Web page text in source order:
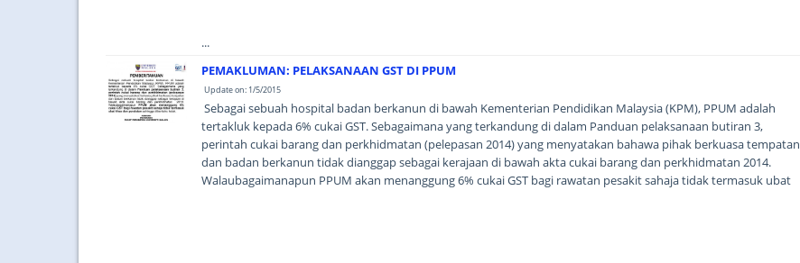
...
PEMAKLUMAN: PELAKSANAAN GST DI PPUM
Update on: 1/5/2015
Sebagai sebuah hospital badan berkanun di bawah Kementerian Pendidikan Malaysia (KPM), PPUM adalah
tertakluk kepada 6% cukai GST. Sebagaimana yang terkandung di dalam Panduan pelaksanaan butiran 3,
perintah cukai barang dan perkhidmatan (pelepasan 2014) yang menyatakan bahawa pihak berkuasa tempatan
dan badan berkanun tidak dianggap sebagai kerajaan di bawah akta cukai barang dan perkhidmatan 2014.
Walaubagaimanapun PPUM akan menanggung 6% cukai GST bagi rawatan pesakit sahaja tidak termasuk ubat